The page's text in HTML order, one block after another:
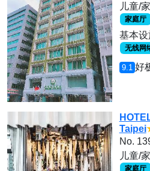
儿童/
家庭厅
基本设
无线网
9.1 好
Taipei
儿童/
家庭厅